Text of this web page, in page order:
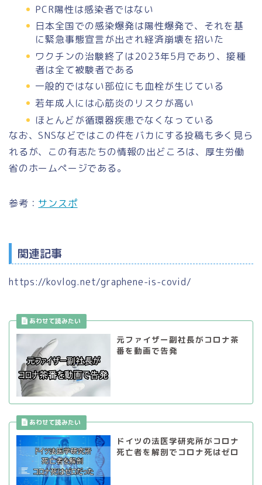
PCR陽性は感染者ではない
日本全国での感染爆発は陽性爆発で、それを基
に緊急事態宣言が出され経済崩壊を招いた
ワクチンの治験終了は2023年5月であり、接種
者は全て被験者である
一般的ではない部位にも血栓が生じている
若年成人には心筋炎のリスクが高い
ほとんどが循環器疾患でなくなっている
なお、SNSなどではこの件をバカにする投稿も多く見ら
れるが、この有志たちの情報の出どころは、厚生労働
省のホームページである。
参考： サンスポ
関連記事
https://kovlog.net/graphene-is-covid/
元ファイザー副社長がコロナ茶
番を動画で告発
ドイツの法医学研究所がコロナ
死亡者を解剖でコロナ死はゼロ